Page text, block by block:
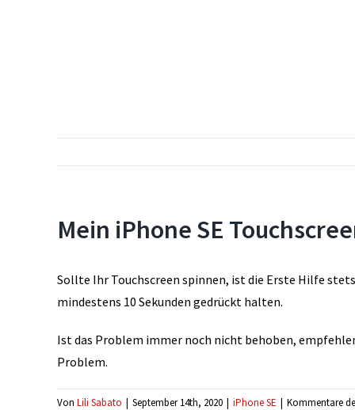
Mein iPhone SE
Sollte Ihr Touchscreen spinnen, ist die Erste Hilfe
mindestens 10 Sekunden gedrückt halten.
Ist das Problem immer noch nicht behoben,
Problem.
Von Lili Sabato | September 14th, 2020 | iPhone SE | Kommentare